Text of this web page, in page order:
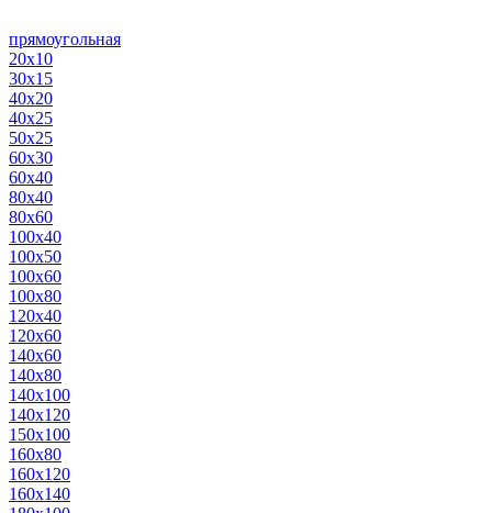
прямоугольная
20х10
30х15
40х20
40х25
50х25
60х30
60х40
80х40
80х60
100х40
100х50
100х60
100х80
120х40
120х60
140х60
140х80
140х100
140х120
150х100
160х80
160х120
160х140